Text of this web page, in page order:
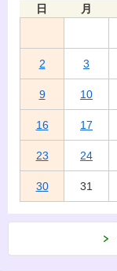
日 月
2 3
9 10
16 17
23 24
30 31